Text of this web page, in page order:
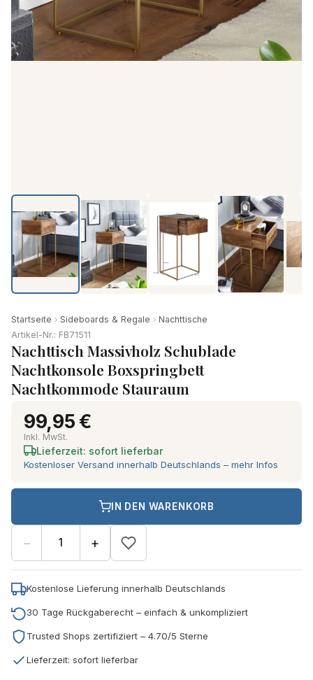
Produkt-Video ansehen
Startseite Sideboards & Regale
Nachttische
Artikel-Nr.: FB71511
Nachttisch Massivholz Schublade
Nachtkonsole Boxspringbett
Nachtkommode Stauraum
99,95 €
Inkl. MwSt.
Lieferzeit: sofort lieferbar
Kostenloser Versand innerhalb Deutschlands – mehr Infos
− +
IN DEN WARENKORB
Kostenlose Lieferung innerhalb Deutschlands
30 Tage Rückgaberecht – einfach & unkompliziert
Trusted Shops zertifiziert – 4.70/5 Sterne
Lieferzeit: sofort lieferbar